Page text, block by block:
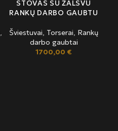
,
STOVAS SU ŽALSVU
RANKŲ DARBO GAUBTU
Šviestuvai, Torserai, Rankų
darbo gaubtai
1700,00 €